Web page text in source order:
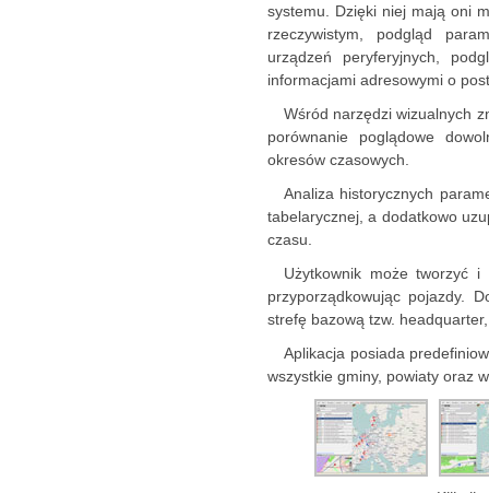
systemu. Dzięki niej mają oni
rzeczywistym, podgląd
urządzeń peryferyjnych,
informacjami adresowymi o
Wśród narzędzi wizualnych
porównanie poglądowe
okresów czasowych.
Analiza historycznych
tabelarycznej, a dodatkowo
czasu.
Użytkownik może tworzyć
przyporządkowując pojazdy.
strefę bazową tzw.
Aplikacja posiada
wszystkie gminy, powiaty oraz